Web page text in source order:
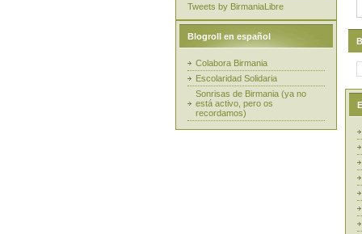
Tweets by BirmaniaLibre
Blogroll en español
Colabora Birmania
Escolaridad Solidaria
Sonrisas de Birmania (ya no
está activo, pero os
recordamos)